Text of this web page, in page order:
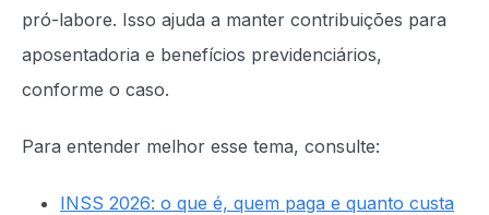
pró-labore. Isso ajuda a manter contribuições para
aposentadoria e benefícios previdenciários,
conforme o caso.
Para entender melhor esse tema, consulte:
INSS 2026: o que é, quem paga e quanto custa